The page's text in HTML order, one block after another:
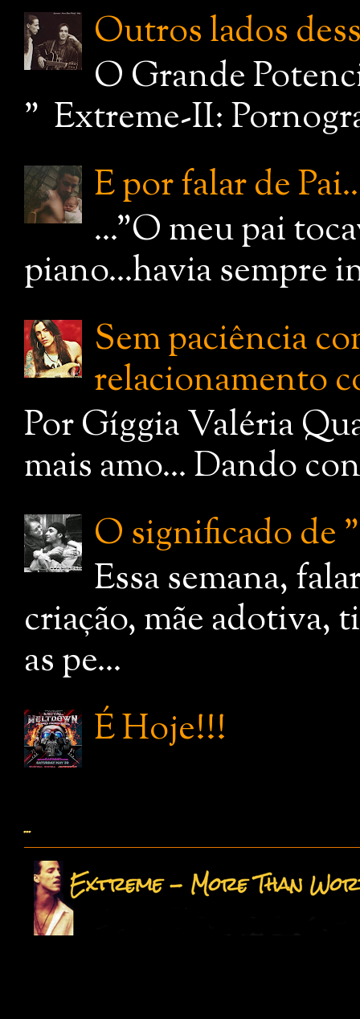
Outros lados
O Grande
" Extreme-II:
E por falar de
..."O meu pai
piano...havia sempre
Sem paciência
relacionamento
Por Gíggia Valéria
mais amo... Dando
O significado de
Essa semana,
criação, mãe adotiva,
as pe...
É Hoje!!!
...